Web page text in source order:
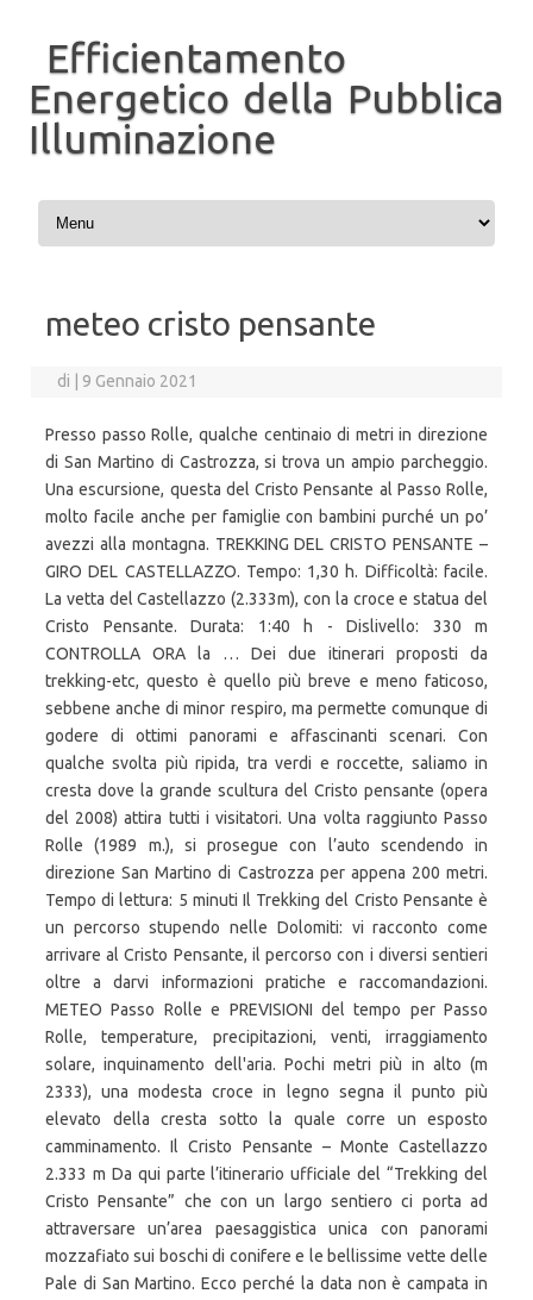
Efficientamento
Energetico della Pubblica
Illuminazione
Vai al contenuto
meteo cristo pensante
di 9 Gennaio 2021
Presso passo Rolle, qualche centinaio di metri in direzione
di San Martino di Castrozza, si trova un ampio parcheggio.
Una escursione, questa del Cristo Pensante al Passo Rolle,
molto facile anche per famiglie con bambini purché un po’
avezzi alla montagna. TREKKING DEL CRISTO PENSANTE –
GIRO DEL CASTELLAZZO. Tempo: 1,30 h. Difficoltà: facile.
La vetta del Castellazzo (2.333m), con la croce e statua del
Cristo Pensante. Durata: 1:40 h - Dislivello: 330 m
CONTROLLA ORA la … Dei due itinerari proposti da
trekking-etc, questo è quello più breve e meno faticoso,
sebbene anche di minor respiro, ma permette comunque di
godere di ottimi panorami e affascinanti scenari. Con
qualche svolta più ripida, tra verdi e roccette, saliamo in
cresta dove la grande scultura del Cristo pensante (opera
del 2008) attira tutti i visitatori. Una volta raggiunto Passo
Rolle (1989 m.), si prosegue con l’auto scendendo in
direzione San Martino di Castrozza per appena 200 metri.
Tempo di lettura: 5 minuti Il Trekking del Cristo Pensante è
un percorso stupendo nelle Dolomiti: vi racconto come
arrivare al Cristo Pensante, il percorso con i diversi sentieri
oltre a darvi informazioni pratiche e raccomandazioni.
METEO Passo Rolle e PREVISIONI del tempo per Passo
Rolle, temperature, precipitazioni, venti, irraggiamento
solare, inquinamento dell'aria. Pochi metri più in alto (m
2333), una modesta croce in legno segna il punto più
elevato della cresta sotto la quale corre un esposto
camminamento. Il Cristo Pensante – Monte Castellazzo
2.333 m Da qui parte l’itinerario ufficiale del “Trekking del
Cristo Pensante” che con un largo sentiero ci porta ad
attraversare un’area paesaggistica unica con panorami
mozzafiato sui boschi di conifere e le bellissime vette delle
Pale di San Martino. Ecco perché la data non è campata in